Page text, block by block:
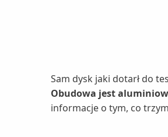
Sam dysk jaki dotarł do
Obudowa jest
informacje o tym, co